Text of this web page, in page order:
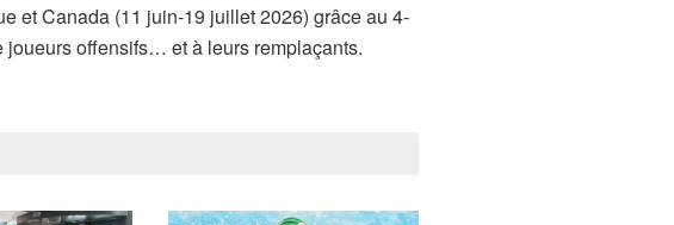
et Canada (11 juin-19 juillet 2026) grâce au 4-
offensifs… et à leurs remplaçants.